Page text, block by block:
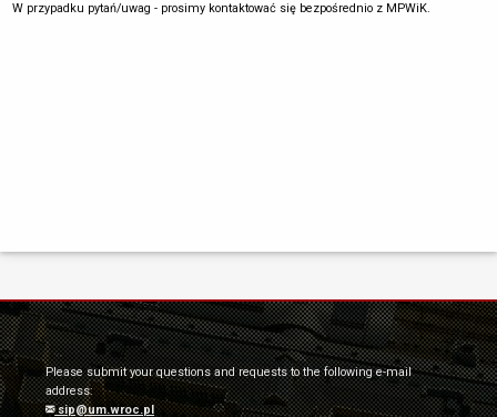
W przypadku pytań/uwag - prosimy kontaktować się bezpośrednio z MPWiK.
Please submit your questions and requests to the following e-mail
address:
sip@um.wroc.pl